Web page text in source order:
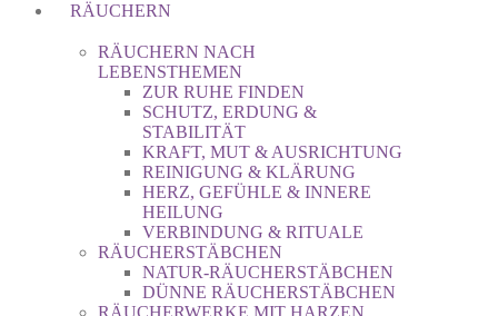
RÄUCHERN
RÄUCHERN NACH
LEBENSTHEMEN
ZUR RUHE FINDEN
SCHUTZ, ERDUNG &
STABILITÄT
KRAFT, MUT & AUSRICHTUNG
REINIGUNG & KLÄRUNG
HERZ, GEFÜHLE & INNERE
HEILUNG
VERBINDUNG & RITUALE
RÄUCHERSTÄBCHEN
NATUR-RÄUCHERSTÄBCHEN
DÜNNE RÄUCHERSTÄBCHEN
RÄUCHERWERKE MIT HARZEN